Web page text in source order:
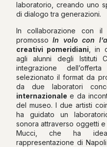
laboratorio, creando uno
di dialogo tra generazioni.
In collaborazione con il
promossoIn volo con
creativi pomeridiani , in
agli alunni degli Istituti
integrazione
selezionato il format da
da due laboratori
internazionalee da
del museo. I due artisti
ha guidato un
sonora attraverso oggetti
Mucci, che ha
rappresentazione di